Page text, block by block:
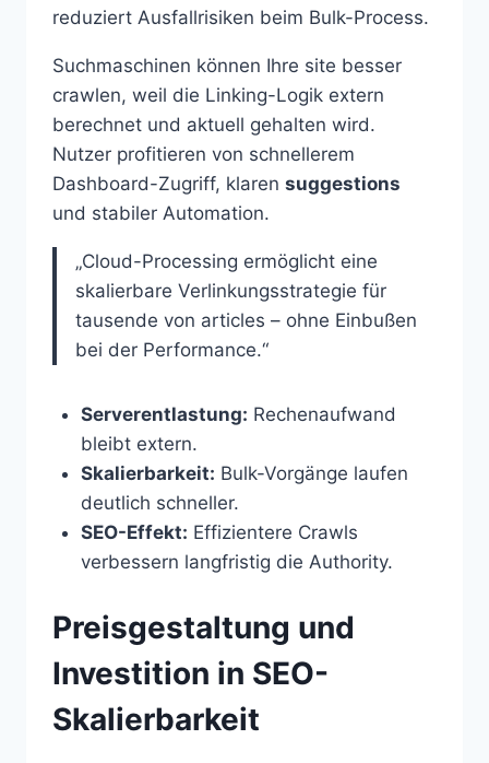
reduziert Ausfallrisiken beim Bulk-Process.
Suchmaschinen können Ihre site besser
crawlen, weil die Linking-Logik extern
berechnet und aktuell gehalten wird.
Nutzer profitieren von schnellerem
Dashboard-Zugriff, klaren suggestions
und stabiler Automation.
„Cloud-Processing ermöglicht eine
skalierbare Verlinkungsstrategie für
tausende von articles – ohne Einbußen
bei der Performance.“
Serverentlastung: Rechenaufwand
bleibt extern.
Skalierbarkeit: Bulk-Vorgänge laufen
deutlich schneller.
SEO-Effekt: Effizientere Crawls
verbessern langfristig die Authority.
Preisgestaltung und
Investition in SEO-
Skalierbarkeit